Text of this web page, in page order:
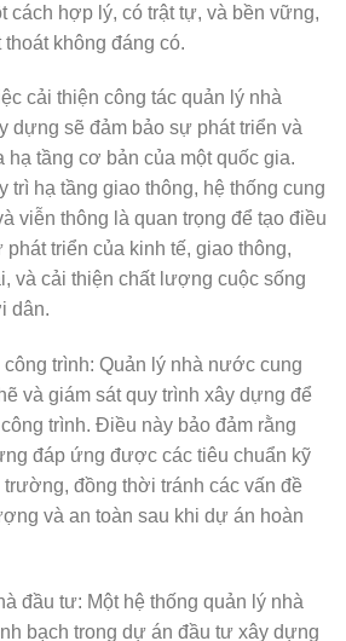
cách hợp lý, có trật tự, và bền vững,
không đáng có.
cải thiện công tác quản lý nhà
dựng sẽ đảm bảo sự phát triển và
hạ tầng cơ bản của một quốc gia.
trì hạ tầng giao thông, hệ thống cung
viễn thông là quan trọng để tạo điều
triển của kinh tế, giao thông,
và cải thiện chất lượng cuộc sống
dân.
trình: Quản lý nhà nước cung
và giám sát quy trình xây dựng để
trình. Điều này bảo đảm rằng
đáp ứng được các tiêu chuẩn kỹ
trường, đồng thời tránh các vấn đề
và an toàn sau khi dự án hoàn
đầu tư: Một hệ thống quản lý nhà
bạch trong dự án đầu tư xây dựng